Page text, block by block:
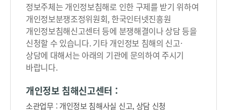
정보주체는 개인정보침해로 인한 구제를 받기 위하여
개인정보분쟁조정위원회, 한국인터넷진흥원
개인정보침해신고센터 등에 분쟁해결이나 상담 등을
신청할 수 있습니다. 기타 개인정보 침해의 신고·
상담에 대해서는 아래의 기관에 문의하여 주시기
바랍니다.
개인정보 침해신고센터 :
소관업무 : 개인정보 침해사실 신고, 상담 신청